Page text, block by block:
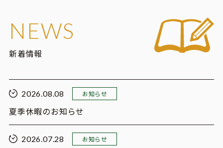
NEWS
新着情報
2026.08.08 お知らせ
夏季休暇のお知らせ
2026.07.28 お知らせ